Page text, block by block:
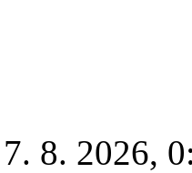
7. 8. 2026,